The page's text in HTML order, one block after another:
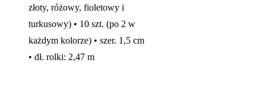
złoty, różowy, fioletowy i
turkusowy) • 10 szt. (po 2 w
każdym kolorze) • szer. 1,5 cm
• dł. rolki: 2,47 m